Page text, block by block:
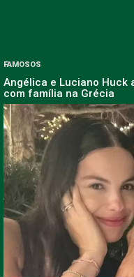
FAMOSOS
Angélica e Luciano Huck
com família na Grécia